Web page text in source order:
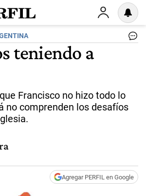
teniendo a
Francisco no hizo todo lo
no comprenden los desafíos
Agregar PERFIL en Google